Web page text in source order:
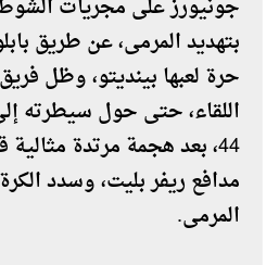
جونيورز على مجريات الشوط
بتهديد المرمى، عن طريق
حرة لعبها بينديتو، وظل
اللقاء، حتى حول سيطرته
44، بعد هجمة مرتدة
مدافع ريفر بليت، وسدد
المرمى.